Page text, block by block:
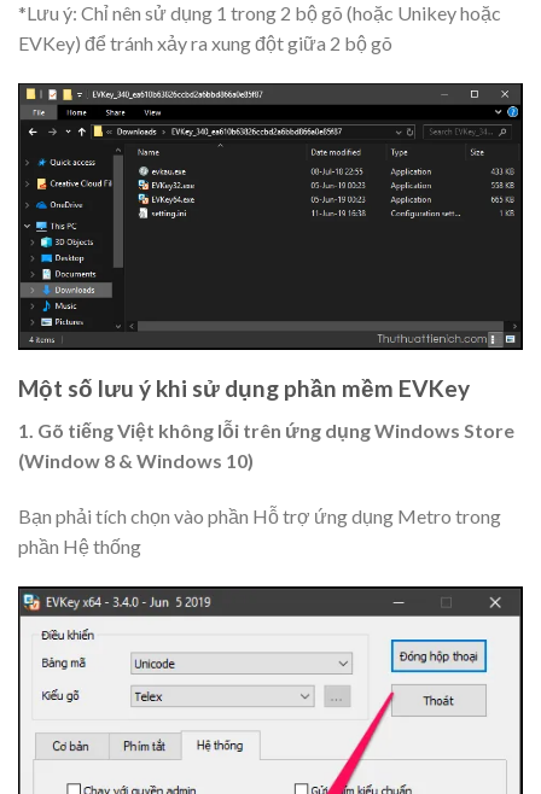
*Lưu ý: Chỉ nên sử dụng 1 trong 2 bộ gõ (hoặc Unikey hoặc
EVKey) để tránh xảy ra xung đột giữa 2 bộ gõ
Một số lưu ý khi sử dụng phần mềm EVKey
1. Gõ tiếng Việt không lỗi trên ứng dụng Windows Store
(Window 8 & Windows 10)
Bạn phải tích chọn vào phần Hỗ trợ ứng dụng Metro trong
phần Hệ thống